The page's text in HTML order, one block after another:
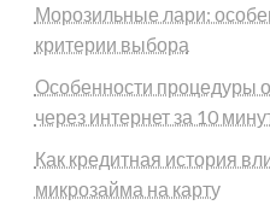
Морозильные лари:
критерии выбора
Особенности процедуры
через интернет за 10
Как кредитная история
микрозайма на карту